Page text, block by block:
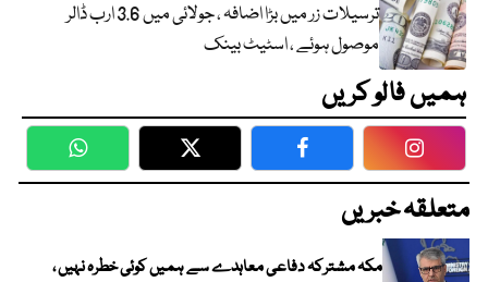
ترسیلات زر میں بڑا اضافہ ، جولائی میں 3.6 ارب ڈالر
موصول ہوئے ، اسٹیٹ بینک
ہمیں فالو کریں
WhatsApp Twitter Facebook
متعلقہ خبریں
مکہ مشترکہ دفاعی معاہدے سے ہمیں کوئی خطرہ نہیں ،